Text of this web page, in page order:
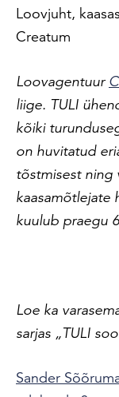
Loovjuht,
Creatum
Loovagentuur
liige. TULI
kõiki
on huvitatud
tõstmisest ning
kaasamõtlejate
kuulub praegu
Loe ka
sarjas „TULI
Sander